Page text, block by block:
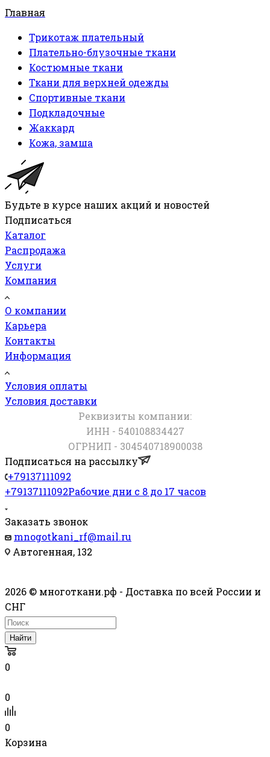
Главная
Трикотаж плательный
Плательно-блузочные ткани
Костюмные ткани
Ткани для верхней одежды
Спортивные ткани
Подкладочные
Жаккард
Кожа, замша
Будьте в курсе наших акций и новостей
Подписаться
Каталог
Распродажа
Услуги
Компания
О компании
Карьера
Контакты
Информация
Условия оплаты
Условия доставки
Реквизиты компании:
ИНН - 540108834427
ОГРНИП - 304540718900038
Подписаться на рассылку
+79137111092
+79137111092Рабочие дни с 8 до 17 часов
Заказать звонок
mnogotkani_rf@mail.ru
Автогенная, 132
2026 © многоткани.рф - Доставка по всей России и
СНГ
Найти
0
0
0
Корзина